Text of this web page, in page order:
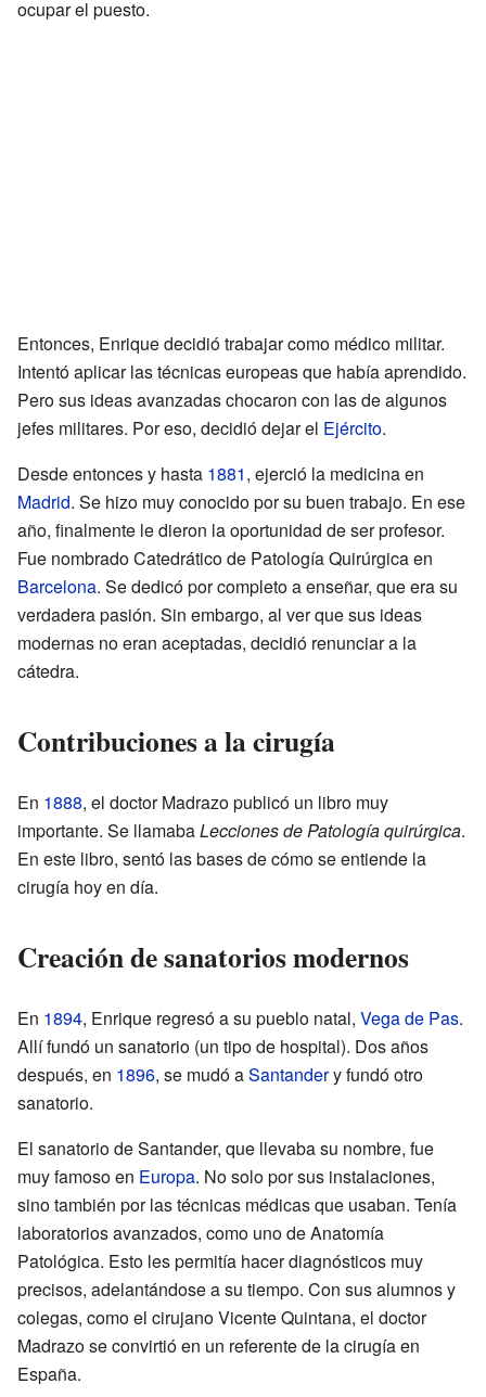
ocupar el puesto.
Entonces, Enrique decidió trabajar como médico militar.
Intentó aplicar las técnicas europeas que había aprendido.
Pero sus ideas avanzadas chocaron con las de algunos
jefes militares. Por eso, decidió dejar el Ejército.
Desde entonces y hasta 1881, ejerció la medicina en
Madrid. Se hizo muy conocido por su buen trabajo. En ese
año, finalmente le dieron la oportunidad de ser profesor.
Fue nombrado Catedrático de Patología Quirúrgica en
Barcelona. Se dedicó por completo a enseñar, que era su
verdadera pasión. Sin embargo, al ver que sus ideas
modernas no eran aceptadas, decidió renunciar a la
cátedra.
Contribuciones a la cirugía
En 1888, el doctor Madrazo publicó un libro muy
importante. Se llamabaLecciones de Patología quirúrgica.
En este libro, sentó las bases de cómo se entiende la
cirugía hoy en día.
Creación de sanatorios modernos
En 1894, Enrique regresó a su pueblo natal, Vega de Pas.
Allí fundó un sanatorio (un tipo de hospital). Dos años
después, en 1896, se mudó aSantandery fundó otro
sanatorio.
El sanatorio de Santander, que llevaba su nombre, fue
muy famoso en Europa. No solo por sus instalaciones,
sino también por las técnicas médicas que usaban. Tenía
laboratorios avanzados, como uno de Anatomía
Patológica. Esto les permitía hacer diagnósticos muy
precisos, adelantándose a su tiempo. Con sus alumnos y
colegas, como el cirujano Vicente Quintana, el doctor
Madrazo se convirtió en un referente de la cirugía en
España.